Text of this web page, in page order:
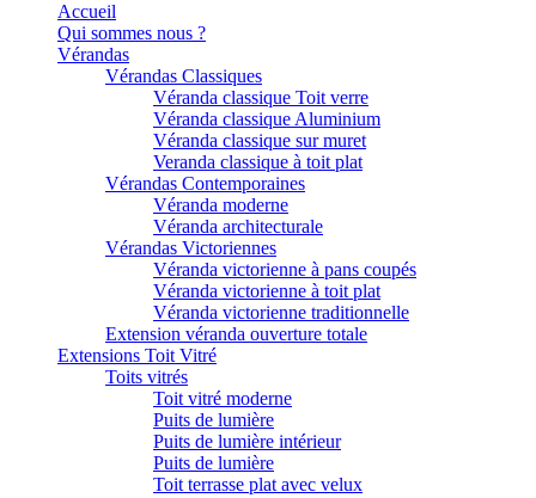
Accueil
Qui sommes nous ?
Vérandas
Vérandas Classiques
Véranda classique Toit verre
Véranda classique Aluminium
Véranda classique sur muret
Veranda classique à toit plat
Vérandas Contemporaines
Véranda moderne
Véranda architecturale
Vérandas Victoriennes
Véranda victorienne à pans coupés
Véranda victorienne à toit plat
Véranda victorienne traditionnelle
Extension véranda ouverture totale
Extensions Toit Vitré
Toits vitrés
Toit vitré moderne
Puits de lumière
Puits de lumière intérieur
Puits de lumière
Toit terrasse plat avec velux